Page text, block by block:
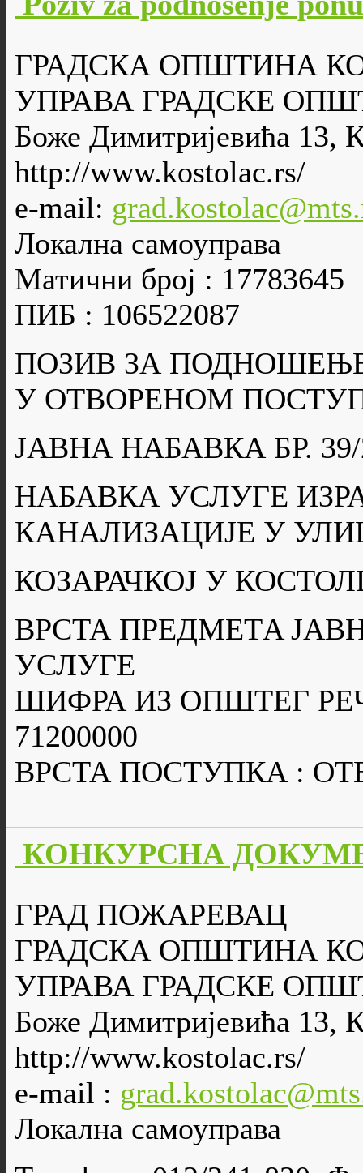
ГРАДСКА ОПШТИНА
УПРАВА ГРАДСКЕ
Боже Димитријевића 13,
http://www.kostolac.rs/
e-mail:
Локална самоуправа
Матични број : 17783645
ПИБ : 106522087
ПОЗИВ ЗА
У ОТВОРЕНОМ
ЈАВНА НАБАВКА БР. 39/
НАБАВКА УСЛУГЕ
КАНАЛИЗАЦИЈЕ У
КОЗАРАЧКОЈ У
ВРСТА ПРЕДМЕТA
УСЛУГЕ
ШИФРА ИЗ ОПШТЕГ
71200000
ВРСТА ПОСТУПКА :
КОНКУРСНА
ГРАД ПОЖАРЕВАЦ
ГРАДСКА ОПШТИНА
УПРАВА ГРАДСКЕ
Боже Димитријевића 13,
http://www.kostolac.rs/
e-mail :
Локална самоуправа